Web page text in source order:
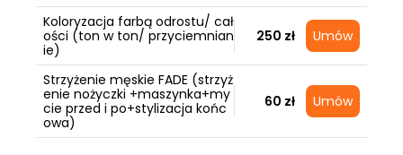
Koloryzacja farbą odrostu/ cał
ości (ton w ton/ przyciemnian
ie)
250 zł Umów
Strzyżenie męskie FADE (strzyż
enie nożyczki +maszynka+my
cie przed i po+stylizacja końc
owa)
60 zł Umów